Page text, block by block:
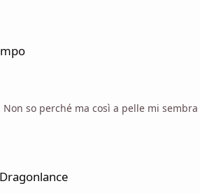
so perché ma così a pelle mi